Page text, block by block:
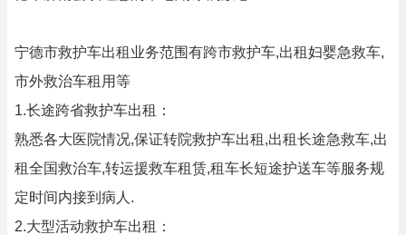
宁德市救护车出租业务范围有跨市救护车,出租妇婴急救车,
市外救治车租用等
1.长途跨省救护车出租：
熟悉各大医院情况,保证转院救护车出租,出租长途急救车,出
租全国救治车,转运援救车租赁,租车长短途护送车等服务规
定时间内接到病人.
2.大型活动救护车出租：